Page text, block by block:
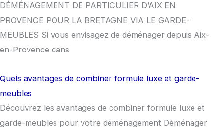
DÉMÉNAGEMENT DE PARTICULIER D’AIX EN
PROVENCE POUR LA BRETAGNE VIA LE GARDE-
MEUBLES Si vous envisagez de déménager depuis Aix-
en-Provence dans
Quels avantages de combiner formule luxe et garde-
meubles
Découvrez les avantages de combiner formule luxe et
garde-meubles pour votre déménagement Déménager